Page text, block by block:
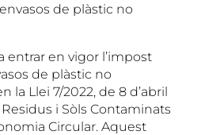
de plàstic no
entrar en vigor l’impost
de plàstic no
la Llei 7/2022, de 8 d’abril
i Sòls Contaminats
Circular. Aquest